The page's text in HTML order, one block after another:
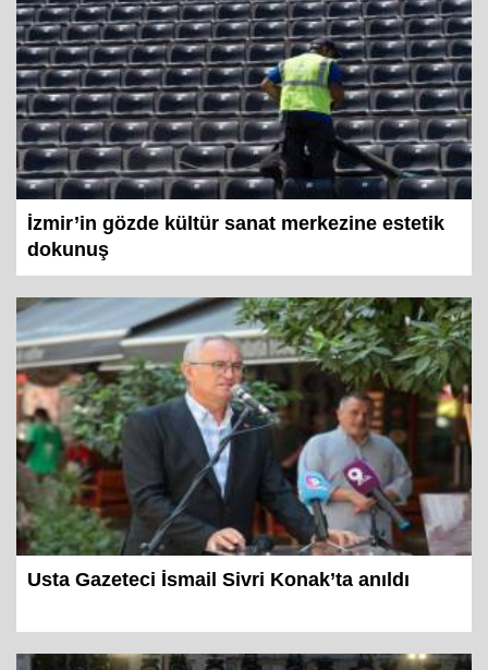
İzmir’in gözde kültür sanat merkezine estetik
dokunuş
Usta Gazeteci İsmail Sivri Konak’ta anıldı